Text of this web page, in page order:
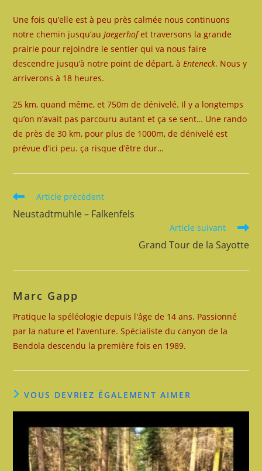
Une fois qu’elle est à peu près calmée nous continuons
notre chemin jusqu’auJaegerhofet traversons la grande
prairie pour rejoindre le sentier qui va nous faire
descendre jusqu’à notre point de départ, àEnteneck. Nous y
arriverons à 18 heures.
25 km, quand même, et 750m de dénivelé. Il y a longtemps
qu’on n’avait pas parcouru autant et ça se sent… Une rando
de près de 30 km, pour plus de 1000m, de dénivelé est
prévue d’ici peu. ça risque d’être dur…
Read
articles
Article précédent
Neustadtmuhle – Falkenfels
Article suivant
Grand Tour de la Sayotte
Marc Gapp
Pratique la spéléologie depuis l'âge de 14 ans. Passionné
par la nature et l'aventure. Spécialiste du canyon de la
Bendola descendu la première fois en 1989.
VOUS DEVRIEZ ÉGALEMENT AIMER